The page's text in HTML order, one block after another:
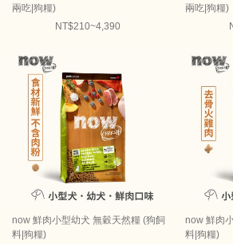
兩吃|狗糧)
NT$210~4,390
兩吃|狗糧)
now 鮮肉小型幼犬 無穀天然糧 (狗飼
料|狗糧)
now 鮮肉
料|狗糧)